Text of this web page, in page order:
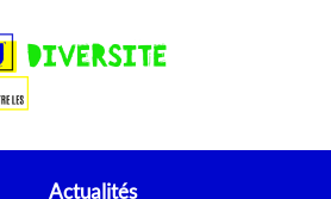
Actualités